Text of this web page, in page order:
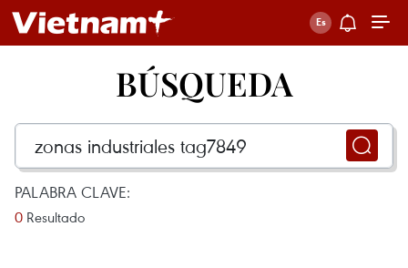
BÚSQUEDA
PALABRA CLAVE:
0 Resultado